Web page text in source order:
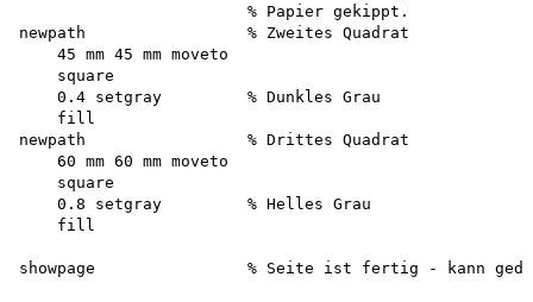
                        % Papier gekippt.
newpath                 % Zweites Quadrat
    45 mm 45 mm moveto
    square
    0.4 setgray         % Dunkles Grau
    fill
newpath                 % Drittes Quadrat
    60 mm 60 mm moveto
    square
    0.8 setgray         % Helles Grau
    fill